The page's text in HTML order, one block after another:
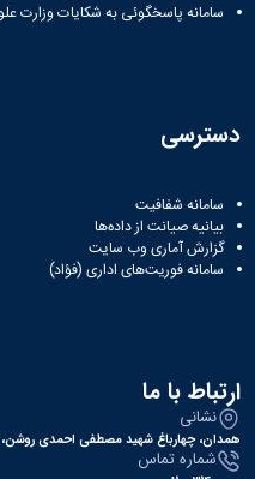
سامانه پاسخگوئی به شکایات وزارت
دسترسی
سامانه شفافیت
بیانیه صیانت از داده‌ها
گزارش آماری وب‌ سایت
سامانه فوریت‌های اداری (فؤاد)
ارتباط با ما
نشانی
همدان، چهارباغ شهید مصطفی احمدی روشن،
شماره تماس